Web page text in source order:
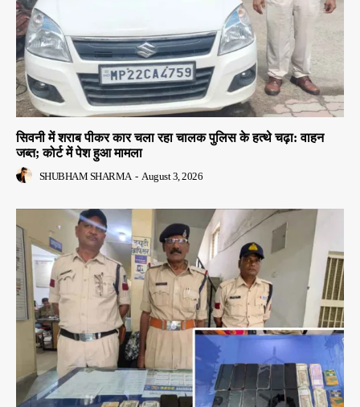
सिवनी में शराब पीकर कार चला रहा चालक पुलिस के हत्थे चढ़ा: वाहन
जब्त; कोर्ट में पेश हुआ मामला
SHUBHAM SHARMA - August 3, 2026